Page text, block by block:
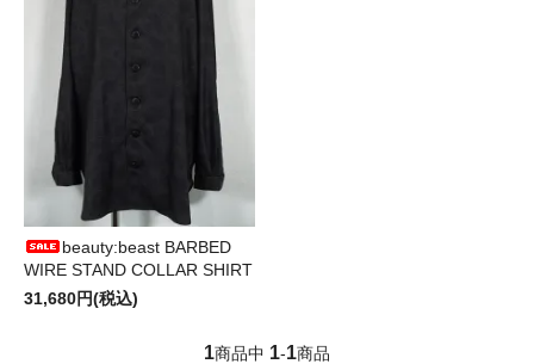
beauty:beast BARBED
WIRE STAND COLLAR SHIRT
31,680円(税込)
1商品中 1-1商品